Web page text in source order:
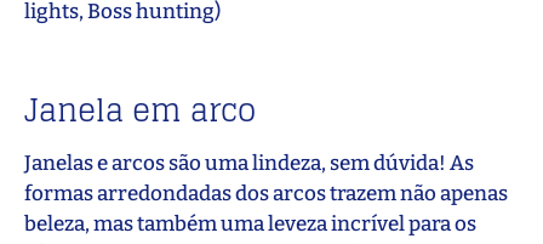
lights, Boss hunting)
Janela em arco
Janelas e arcos são uma lindeza, sem dúvida! As
formas arredondadas dos arcos trazem não apenas
beleza, mas também uma leveza incrível para os